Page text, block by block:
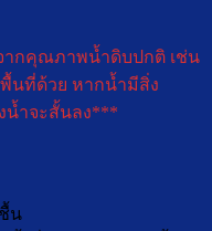
ากคุณภาพน้ำดิบปกติ เช่น
นที่ด้วย หากน้ำมีสิ่ง
น้ำจะสั้นลง***
น